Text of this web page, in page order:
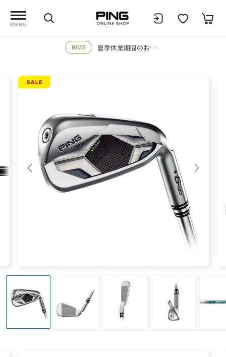
NEWS 夏季休業期間のお知らせ